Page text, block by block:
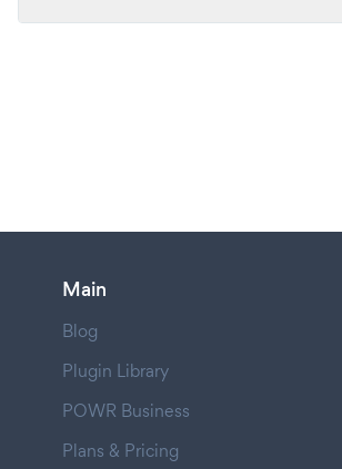
Main
Blog
Plugin Library
POWR Business
Plans & Pricing